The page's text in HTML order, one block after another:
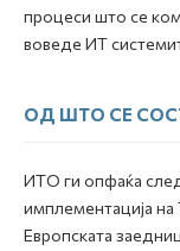
процеси што се
воведе ИТ
ОД ШТО СЕ
ИТО ги опфаќа
имплементација
Европската